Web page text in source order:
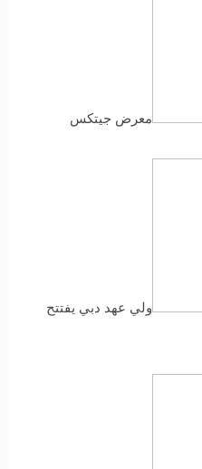
معرض جيتكس
​​ولي عهد دبي يفتتح